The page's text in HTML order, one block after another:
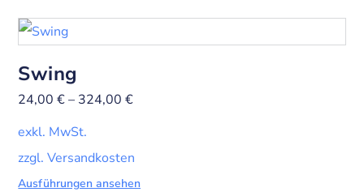
Swing
24,00€– 324,00€
exkl. MwSt.
zzgl. Versandkosten
Ausführungen ansehen